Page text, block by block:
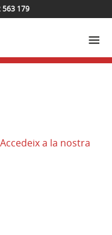
563 179
Accedeix a la nostra